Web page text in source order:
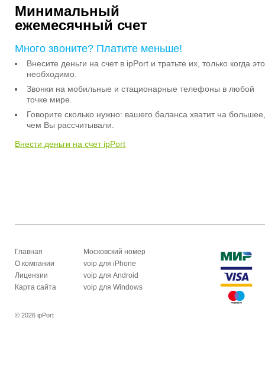
Минимальный
ежемесячный счет
Много звоните? Платите меньше!
Внесите деньги на счет в ipPort и тратьте их, только когда это
необходимо.
Звонки на мобильные и стационарные телефоны в любой
точке мире.
Говорите сколько нужно: вашего баланса хватит на большее,
чем Вы рассчитывали.
Внести деньги на счет ipPort
Главная
О компании
Лицензии
Карта сайта
Московский номер
voip для iPhone
voip для Android
voip для Windows
© 2026 ipPort